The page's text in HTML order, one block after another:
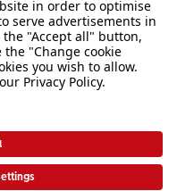
können Sie uns gerne von